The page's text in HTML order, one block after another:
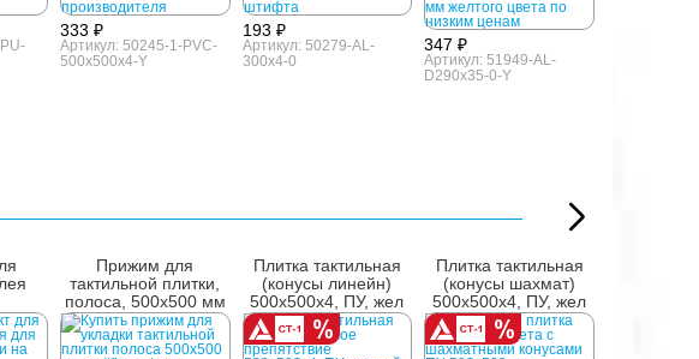
333 ₽
Артикул: 50245-1-PVC-
500x500x4-Y
193 ₽
Артикул: 50279-AL-
300x4-0
347 ₽
Артикул: 51949-AL-
D290x35-0-Y
Прижим для
тактильной плитки,
полоса, 500х500 мм
Плитка тактильная
(конусы линейн)
500x500x4, ПУ, жел
Плитка тактильная
(конусы шахмат)
500x500x4, ПУ, жел